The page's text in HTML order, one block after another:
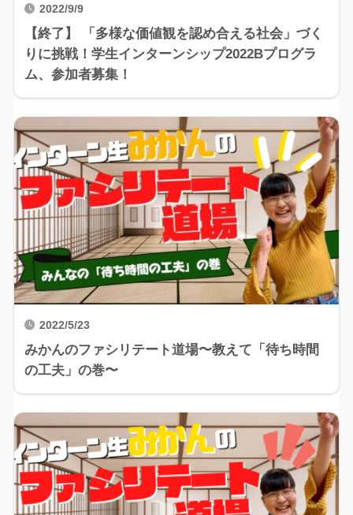
2022/9/9
【終了】 「多様な価値観を認め合える社会」づく
りに挑戦！学生インターンシップ2022Bプログラ
ム、参加者募集！
2022/5/23
みかんのファシリテート道場〜教えて「待ち時間
の工夫」の巻〜